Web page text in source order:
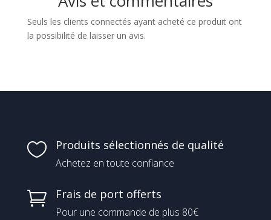
Seuls les clients connectés ayant acheté ce produit ont
la possibilité de laisser un avis.
 Produits sélectionnés de qualité
Achetez en toute confiance
 Frais de port offerts
Pour une commande de plus 80€